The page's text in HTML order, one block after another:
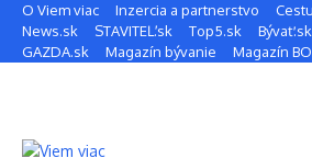
Preskočiť na obsah
O Viem viac Inzercia a partnerstvo
News.sk
STAVITEĽ.sk Top5.sk Bývať.sk
GAZDA.sk
Magazín bývanie Magazín